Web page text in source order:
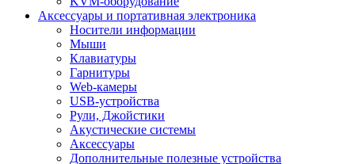
Аксессуары и портативная электроника
Носители информации
Мыши
Клавиатуры
Гарнитуры
Web-камеры
USB-устройства
Рули, Джойстики
Акустические системы
Аксессуары
Дополнительные полезные устройства